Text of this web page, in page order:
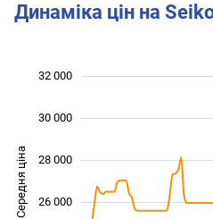
Динаміка цін на
Середня ціна 26 000
28 000
30 000
32 000